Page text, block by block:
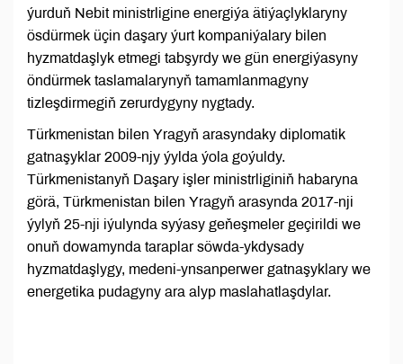
ýurduň Nebit ministrligine energiýa ätiýaçlyklaryny
ösdürmek üçin daşary ýurt kompaniýalary bilen
hyzmatdaşlyk etmegi tabşyrdy we gün energiýasyny
öndürmek taslamalarynyň tamamlanmagyny
tizleşdirmegiň zerurdygyny nygtady.
Türkmenistan bilen Yragyň arasyndaky diplomatik
gatnaşyklar 2009-njy ýylda ýola goýuldy.
Türkmenistanyň Daşary işler ministrliginiň habaryna
görä, Türkmenistan bilen Yragyň arasynda 2017-nji
ýylyň 25-nji iýulynda syýasy geňeşmeler geçirildi we
onuň dowamynda taraplar söwda-ykdysady
hyzmatdaşlygy, medeni-ynsanperwer gatnaşyklary we
energetika pudagyny ara alyp maslahatlaşdylar.